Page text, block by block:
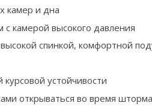
камер и дна
камерой высокого давления
спинкой, комфортной
устойчивости
открываться во время